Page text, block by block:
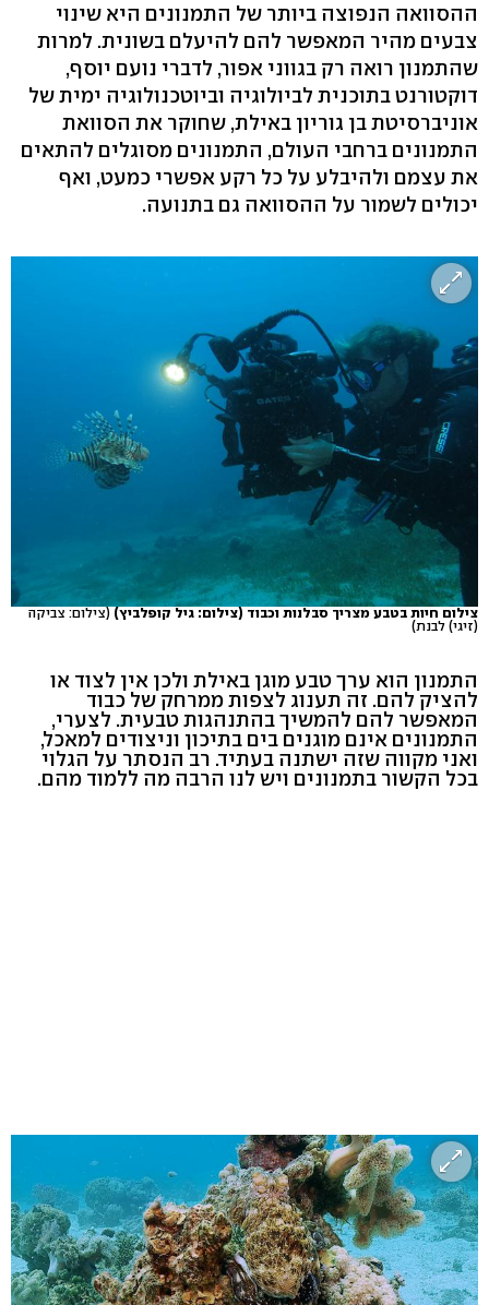
ההסוואה הנפוצה ביותר של התמנונים היא שינוי
צבעים מהיר המאפשר להם להיעלם בשונית. למרות
שהתמנון רואה רק בגווני אפור, לדברי נועם יוסף,
דוקטורנט בתוכנית לביולוגיה וביוטכנולוגיה ימית של
אוניברסיטת בן גוריון באילת, שחוקר את הסוואת
התמנונים ברחבי העולם, התמנונים מסוגלים להתאים
את עצמם ולהיבלע על כל רקע אפשרי כמעט, ואף
יכולים לשמור על ההסוואה גם בתנועה.
צילום חיות בטבע מצריך סבלנות וכבוד (צילום: גיל קופלביץ) (צילום: צביקה
(זיגי) לבנת)
התמנון הוא ערך טבע מוגן באילת ולכן אין לצוד או
להציק להם. זה תענוג לצפות ממרחק של כבוד
המאפשר להם להמשיך בהתנהגות טבעית. לצערי,
התמנונים אינם מוגנים בים בתיכון וניצודים למאכל,
ואני מקווה שזה ישתנה בעתיד. רב הנסתר על הגלוי
בכל הקשור בתמנונים ויש לנו הרבה מה ללמוד מהם.